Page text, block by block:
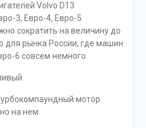
Volvo D13
3, Евро-4, Евро-5
сократить на величину до
для рынка России, где машин
6 совсем немного.
мотор
на нем.